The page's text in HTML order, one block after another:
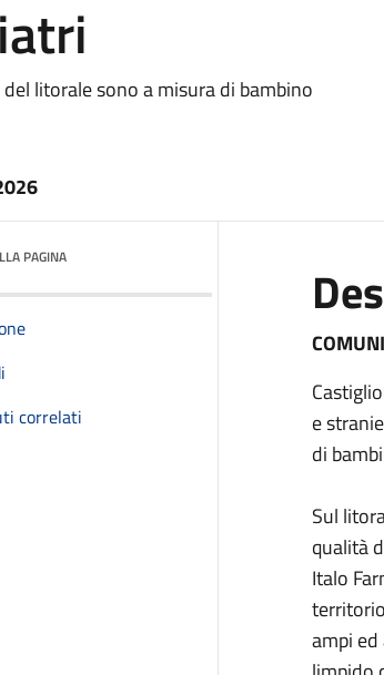
del litorale sono a misura di bambino
PAGINA
correlati
e
di
Sul
qualità
Italo
ampi